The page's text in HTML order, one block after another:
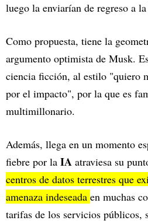
luego la enviarían de regreso a la
Como propuesta, tiene la
argumento optimista de Musk.
ciencia ficción, al estilo "quiero
por el impacto", por la que es
multimillonario.
Además, llega en un momento
fiebre por la IA atraviesa su
centros de datos terrestres que
amenaza indeseada en muchas
tarifas de los servicios públicos,